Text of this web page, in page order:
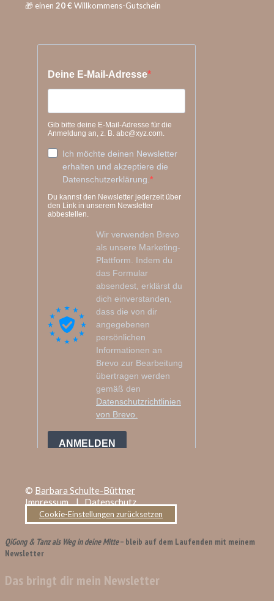
🎁 einen 20 € Willkommens-Gutschein
© Barbara Schulte-Büttner
Impressum|Datenschutz
Cookie-Einstellungen zurücksetzen
QiGong & Tanz als Weg in deine Mitte– bleib auf dem Laufenden mit meinem
Newsletter
Das bringt dir mein Newsletter